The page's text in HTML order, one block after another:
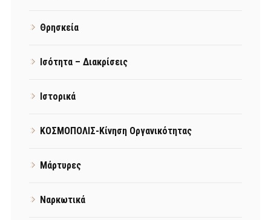
Θρησκεία
Ισότητα – Διακρίσεις
Ιστορικά
ΚΟΣΜΟΠΟΛΙΣ-Κίνηση Οργανικότητας
Μάρτυρες
Ναρκωτικά